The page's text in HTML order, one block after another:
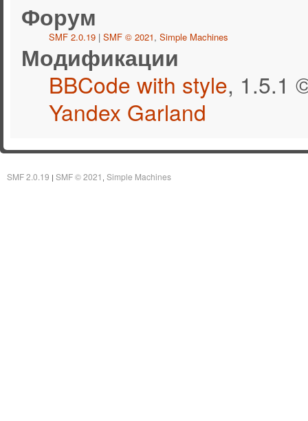
Форум
SMF 2.0.19| SMF © 2021, Simple Machines
Модификации
BBCode with style, 1.5.1
Yandex Garland
SMF 2.0.19 | SMF © 2021 Simple Machines